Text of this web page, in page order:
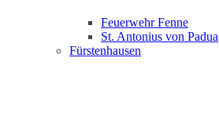
Feuerwehr Fenne
St. Antonius von Padua
Fürstenhausen